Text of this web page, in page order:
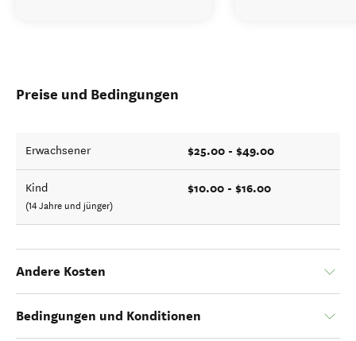
Preise und Bedingungen
Erwachsener $25.00 - $49.00
Kind
(14 Jahre und jünger)
$10.00 - $16.00
Andere Kosten
Bedingungen und Konditionen